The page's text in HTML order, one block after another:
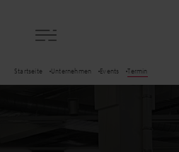
Startseite Unternehmen Events Termin